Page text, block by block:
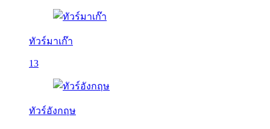
ทัวร์มาเก๊า
13
ทัวร์อังกฤษ